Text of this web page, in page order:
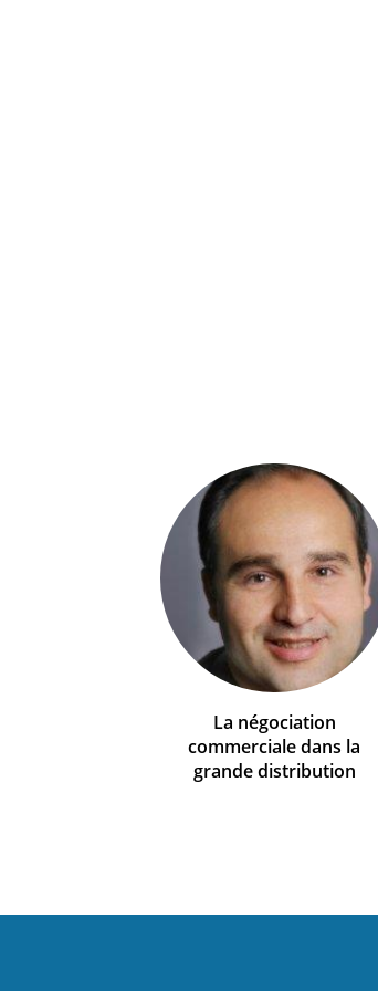
La négociation
commerciale dans la
grande distribution